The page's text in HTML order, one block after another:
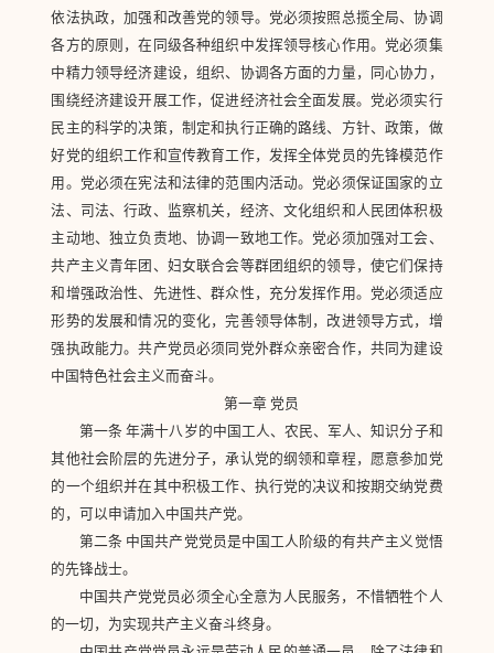
依法执政，加强和改善党的领导。党必须按照总揽全局、协调
各方的原则，在同级各种组织中发挥领导核心作用。党必须集
中精力领导经济建设，组织、协调各方面的力量，同心协力，
围绕经济建设开展工作，促进经济社会全面发展。党必须实行
民主的科学的决策，制定和执行正确的路线、方针、政策，做
好党的组织工作和宣传教育工作，发挥全体党员的先锋模范作
用。党必须在宪法和法律的范围内活动。党必须保证国家的立
法、司法、行政、监察机关，经济、文化组织和人民团体积极
主动地、独立负责地、协调一致地工作。党必须加强对工会、
共产主义青年团、妇女联合会等群团组织的领导，使它们保持
和增强政治性、先进性、群众性，充分发挥作用。党必须适应
形势的发展和情况的变化，完善领导体制，改进领导方式，增
强执政能力。共产党员必须同党外群众亲密合作，共同为建设
中国特色社会主义而奋斗。
第一章 党员
第一条 年满十八岁的中国工人、农民、军人、知识分子和
其他社会阶层的先进分子，承认党的纲领和章程，愿意参加党
的一个组织并在其中积极工作、执行党的决议和按期交纳党费
的，可以申请加入中国共产党。
第二条 中国共产党党员是中国工人阶级的有共产主义觉悟
的先锋战士。
中国共产党党员必须全心全意为人民服务，不惜牺牲个人
的一切，为实现共产主义奋斗终身。